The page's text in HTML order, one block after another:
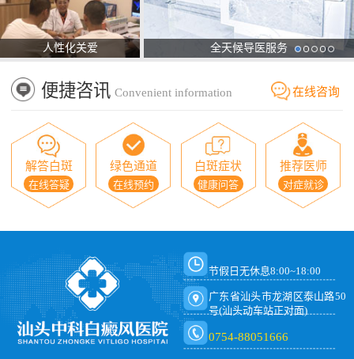
人性化关爱 全天候导医服务
便捷咨讯 Convenient information 在线咨询
解答白斑
在线答疑
绿色通道
在线预约
白斑症状
健康问答
推荐医师
对症就诊
节假日无休息8:00~18:00
广东省汕头市龙湖区泰山路50
号(汕头动车站正对面)
0754-88051666